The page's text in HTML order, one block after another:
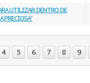
UTILIZAR DENTRO DE
PRECIOSA”
4 5 6 7 8 9